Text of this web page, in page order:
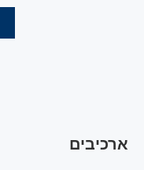
ארכיבים